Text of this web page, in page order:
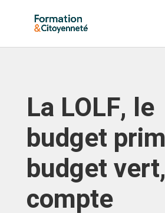
La LOLF, le
budget
budget
compte